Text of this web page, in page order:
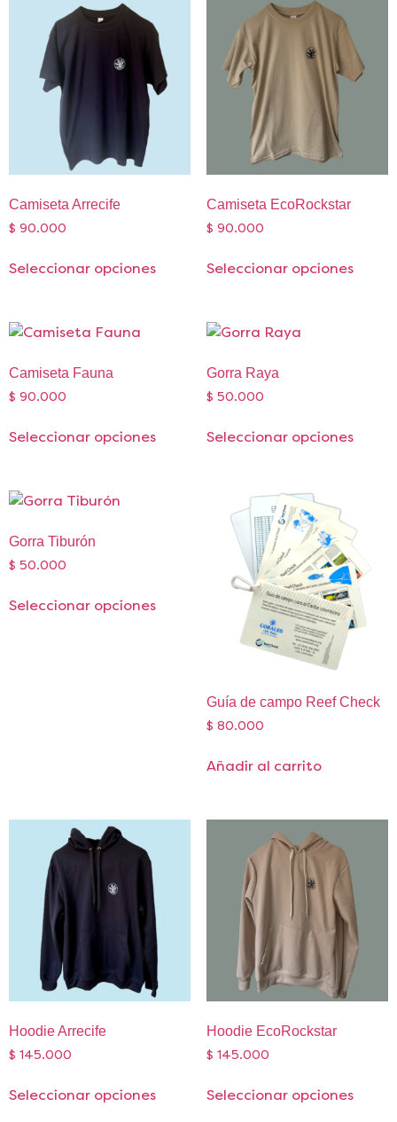
Camiseta Arrecife
$ 90.000
Seleccionar opciones
Camiseta EcoRockstar
$ 90.000
Seleccionar opciones
Camiseta Fauna
$ 90.000
Seleccionar opciones
Gorra Raya
$ 50.000
Seleccionar opciones
Gorra Tiburón
$ 50.000
Seleccionar opciones
Guía de campo Reef Check
$ 80.000
Añadir al carrito
Hoodie Arrecife
$ 145.000
Seleccionar opciones
Hoodie EcoRockstar
$ 145.000
Seleccionar opciones